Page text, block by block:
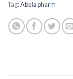
Tag:Abela pharm